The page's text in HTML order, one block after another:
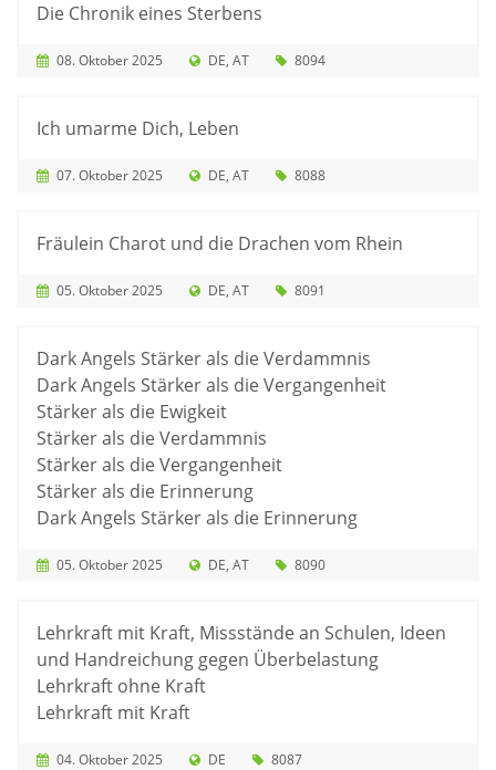
Die Chronik eines Sterbens
08. Oktober 2025 DE AT 8094
Ich umarme Dich, Leben
07. Oktober 2025 DE AT 8088
Fräulein Charot und die Drachen vom Rhein
05. Oktober 2025 DE AT 8091
Dark Angels Stärker als die Verdammnis
Dark Angels Stärker als die Vergangenheit
Stärker als die Ewigkeit
Stärker als die Verdammnis
Stärker als die Vergangenheit
Stärker als die Erinnerung
Dark Angels Stärker als die Erinnerung
05. Oktober 2025 DE AT 8090
Lehrkraft mit Kraft, Missstände an Schulen, Ideen
und Handreichung gegen Überbelastung
Lehrkraft ohne Kraft
Lehrkraft mit Kraft
04. Oktober 2025 DE 8087